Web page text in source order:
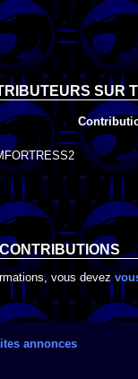
SUR
vous devez
annonces